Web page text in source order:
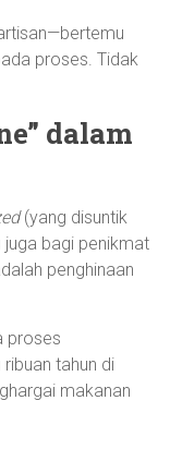
proses. Tidak
dalam
(yang disuntik
juga bagi penikmat
penghinaan
proses
tahun di
makanan